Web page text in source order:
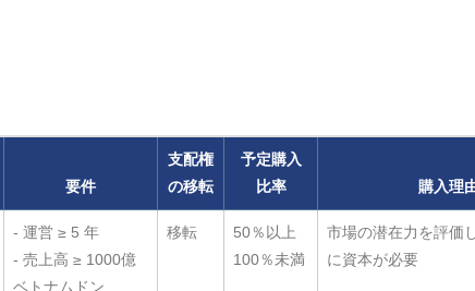
要件
支配権
の移転
予定購入
比率
購入理
- 運営 ≥ 5 年
- 売上高 ≥ 1000億
ベトナムドン
移転
50％以上
100％未満
市場の潜在力を評価
に資本が必要